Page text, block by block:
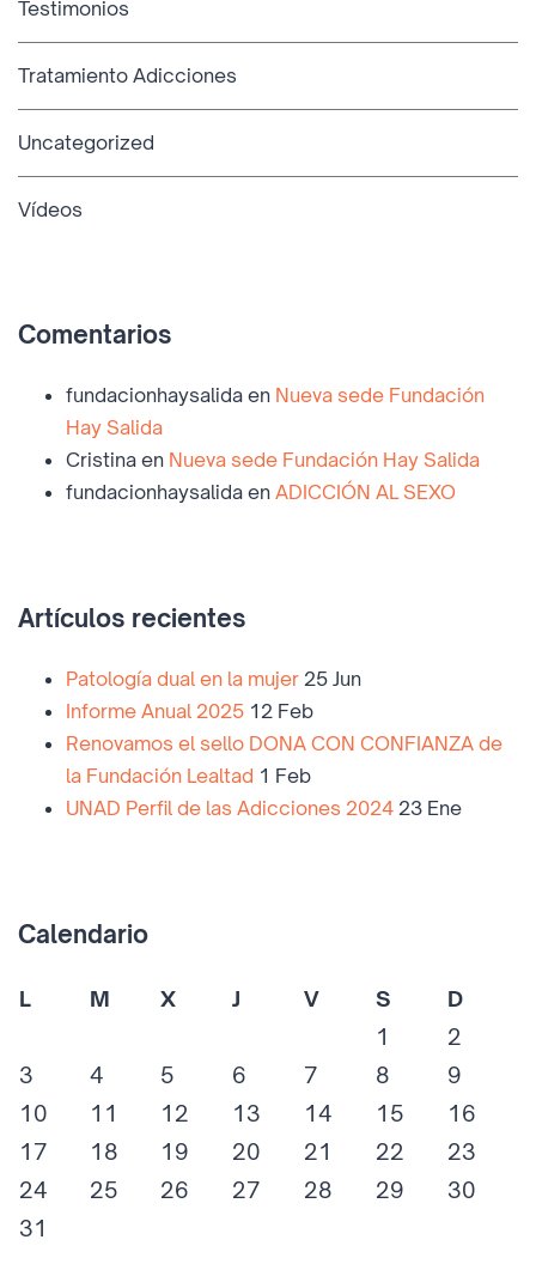
Testimonios
Tratamiento Adicciones
Uncategorized
Vídeos
Comentarios
fundacionhaysalida en Nueva sede Fundación
Hay Salida
Cristina en Nueva sede Fundación Hay Salida
fundacionhaysalida en ADICCIÓN AL SEXO
Artículos recientes
Patología dual en la mujer 25 Jun
Informe Anual 2025 12 Feb
Renovamos el sello DONA CON CONFIANZA de
la Fundación Lealtad 1 Feb
UNAD Perfil de las Adicciones 2024 23 Ene
Calendario
L M X J V S
D
1
2
3
4 5 6 7 8
9
10
11 12 13 14 15
16
17
18 19 20 21 22
23
24
25 26 27 28 29
30
31